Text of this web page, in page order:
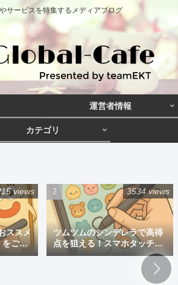
サービスを特集するメディアブログ
運営者情報
カテゴリ
ススメ
をご紹
views
ツムツムのシンデレラで高得
点を狙える！スマホタッチペ
ン
3534 views